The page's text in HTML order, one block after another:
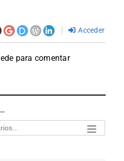
Acceder
para comentar